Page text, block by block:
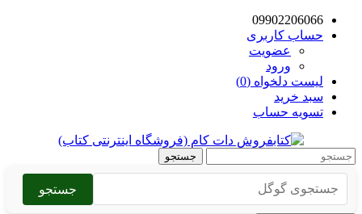
09902206066
حساب کاربری
عضویت
ورود
لیست دلخواه (0)
سبد خرید
تسویه حساب
جستجو
جستجو